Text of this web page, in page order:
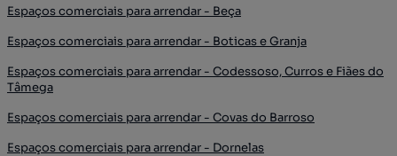
Espaços comerciais para arrendar - Beça
Espaços comerciais para arrendar - Boticas e Granja
Espaços comerciais para arrendar - Codessoso, Curros e Fiães do
Tâmega
Espaços comerciais para arrendar - Covas do Barroso
Espaços comerciais para arrendar - Dornelas